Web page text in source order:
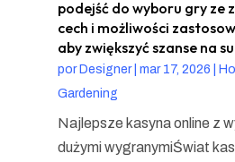
podejść do wyboru gry ze
cech i możliwości
aby zwiększyć szanse na
porDesigner| mar 17, 2026
Gardening
Najlepsze kasyna online z
dużymi wygranymiŚwiat